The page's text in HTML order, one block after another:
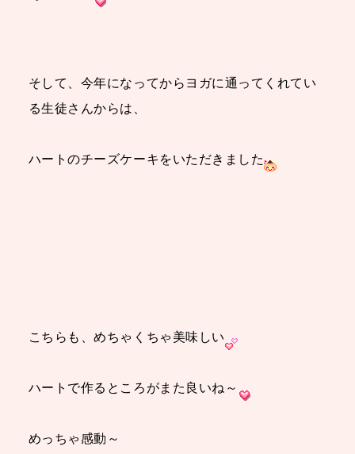
そして、今年になってからヨガに通ってくれてい
る生徒さんからは、
ハートのチーズケーキをいただきました
こちらも、めちゃくちゃ美味しい
ハートで作るところがまた良いね～
めっちゃ感動～